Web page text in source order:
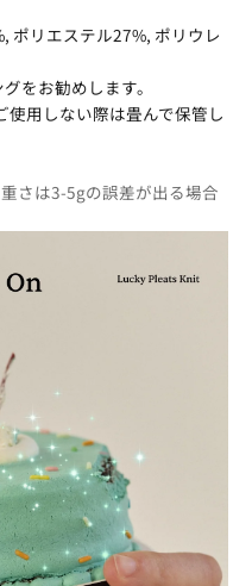
ポリエステル27%, ポリウレ
をお勧めします。
用しない際は畳んで保管し
さは3-5gの誤差が出る場合